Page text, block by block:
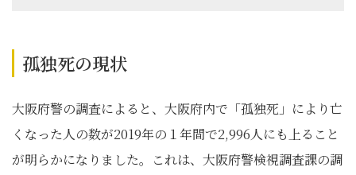
孤独死の現状
大阪府警の調査によると、大阪府内で「孤独死」により亡
くなった人の数が2019年の１年間で2,996人にも上ること
が明らかになりました。これは、大阪府警検視調査課の調